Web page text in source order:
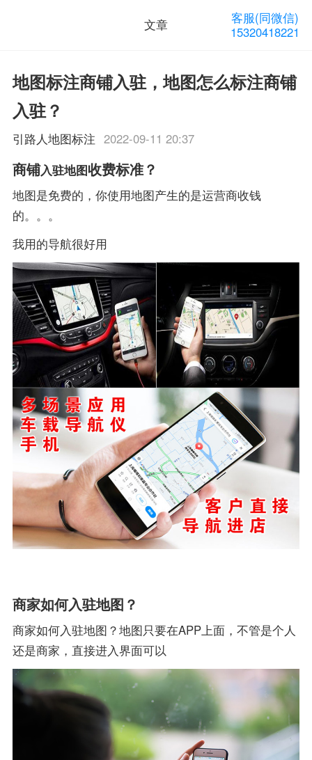
文章
客服(同微信)
15320418221
地图标注商铺入驻，地图怎么标注商铺
入驻？
引路人地图标注 2022-09-11 20:37
商铺入驻地图收费标准？
地图是免费的，你使用地图产生的是运营商收钱
的。。。
我用的导航很好用
商家如何入驻地图？
商家如何入驻地图？地图只要在APP上面，不管是个人
还是商家，直接进入界面可以